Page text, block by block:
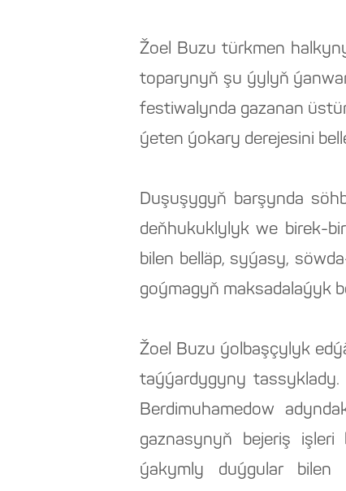
Žoel Buzu türkmen
toparynyň şu ýylyň
festiwalynda gazanan
ýeten ýokary derejesini
Duşuşygyň barşynda
deňhukuklylyk we birek-
bilen belläp, syýasy,
goýmagyň maksadalaýyk
Žoel Buzu ýolbaşçylyk
taýýardygyny tassyklady.
Berdimuhamedow
gaznasynyň bejeriş işleri
ýakymly duýgular bilen